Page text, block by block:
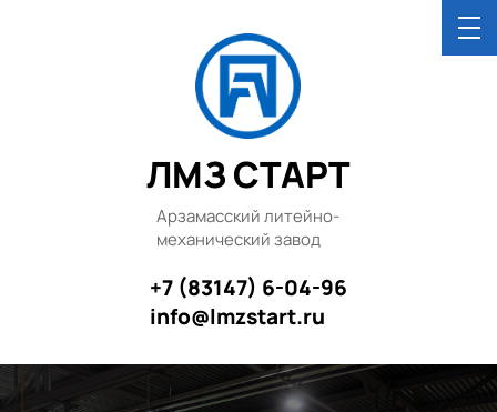
ЛМЗ СТАРТ
Арзамасский литейно-
механический завод
+7 (83147) 6-04-96
info@lmzstart.ru